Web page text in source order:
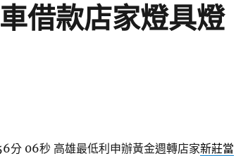
借款店家燈具燈
分 06秒高雄最低利申辦黃金週轉店家新莊當